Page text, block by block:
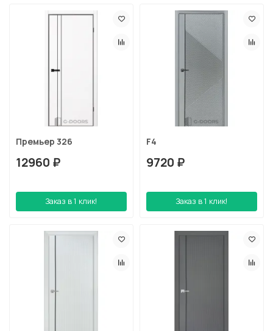
Премьер 326
12960 ₽
Заказ в 1 клик!
F4
9720 ₽
Заказ в 1 клик!